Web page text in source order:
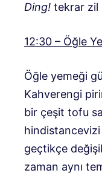
Ding! tekrar zil
12:30 – Öğle
Öğle yemeği
Kahverengi
bir çeşit tofu
hindistancevizi
geçtikçe
zaman aynı